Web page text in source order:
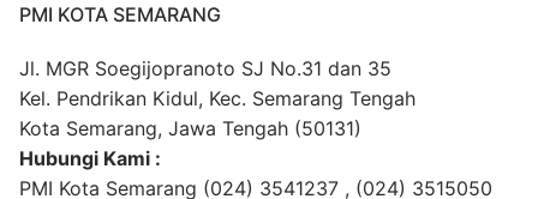
PMI KOTA SEMARANG
Jl. MGR Soegijopranoto SJ No.31 dan 35
Kel. Pendrikan Kidul, Kec. Semarang Tengah
Kota Semarang, Jawa Tengah (50131)
Hubungi Kami :
PMI Kota Semarang (024) 3541237 , (024) 3515050